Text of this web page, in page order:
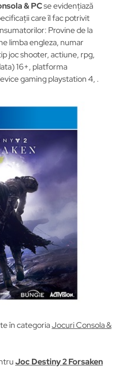
& PCse evidențiază
care îl fac potrivit
Provine de la
limba engleza, numar
joc shooter, actiune, rpg,
16+, platforma
gaming playstation 4, .
în categoriaJocuri Consola &
Joc Destiny 2 Forsaken